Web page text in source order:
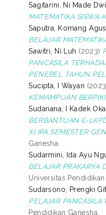
Sagitarini, Ni Made Dwi
MATEMATIKA SISWA
Saputra, Komang
BELAJAR
Sawitri, Ni Luh (2023)
PANCASILA
PENEBEL TAHUN
Sucipta, I Wayan
KEMAMPUAN
Sudariana, I Kadek Oka
BERBANTUAN E-
XI IPA SEMESTER
Ganesha.
Sudarmini, Ida Ayu
BELAJAR PRAKARYA
Universitas Pendidikan
Sudarsono, Prengki
PELAJAR PANCASILA
Pendidikan Ganesha.